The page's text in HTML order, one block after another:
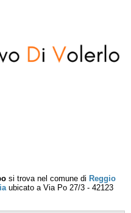
si trova nel comune di Reggio
ubicato a Via Po 27/3 - 42123